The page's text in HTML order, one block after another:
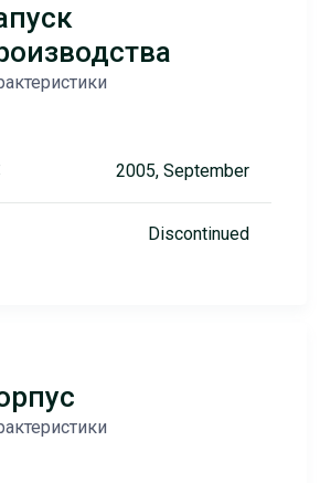
2005, September
Discontinued